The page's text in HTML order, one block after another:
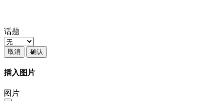
话题
取消 确认
插入图片
图片